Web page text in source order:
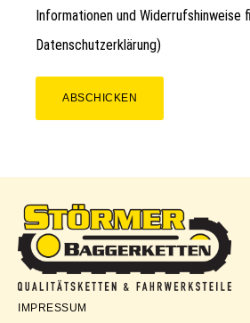
Informationen und Widerrufshinweise
Datenschutzerklärung)
ABSCHICKEN
Störmer
IMPRESSUM